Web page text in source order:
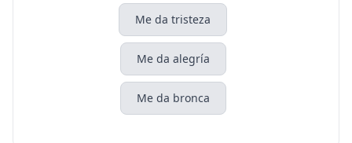
Me da tristeza
Me da alegría
Me da bronca